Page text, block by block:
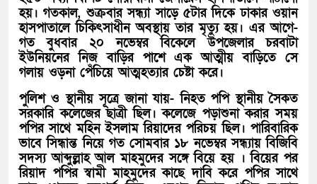
হয়। গতকাল, শুক্রবার সন্ধ্যা সাড়ে ৫টার দিকে ঢাকার ওয়ান
হাসপাতালে চিকিৎসাধীন অবস্থায় তার মৃত্যু হয়। এর আগে-
গত বুধবার ২০ নভেম্বর বিকেলে উপজেলার চরবাটা
ইউনিয়নের নিজ বাড়ির পাশে এক আত্মীয় বাড়িতে সে
গলায় ওড়না পেঁচিয়ে আত্মহত্যার চেষ্টা করে।
পুলিশ ও স্থানীয় সূত্রে জানা যায়- নিহত পপি স্থানীয় সৈকত
সরকারি কলেজের ছাত্রী ছিল। কলেজে পড়াশুনা করার সময়
পপির সাথে মহিন ইসলাম রিয়াদের পরিচয় ছিল। পারিবারিক
ভাবে সিন্ধান্ত নিয়ে গত সোমবার ১৮ নভেম্বর সন্ধ্যায় বিজিবি
সদস্য আব্দুল্লাহ আল মাহমুদের সঙ্গে বিয়ে হয় । বিয়ের পর
রিয়াদ পপির স্বামী মাহমুদের কাছে দাবি করে পপির সাথে